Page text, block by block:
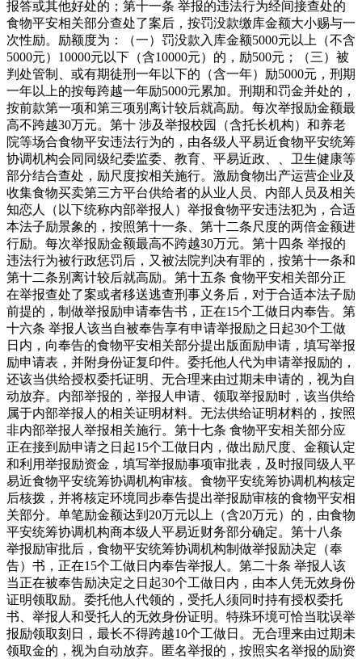
报答或其他好处的；第十一条 举报的违法行为经间接查处的
食物平安相关部分查处了案后，按罚没款缴库金额大小赐与一
次性励。励额度为：（一）罚没款入库金额5000元以上（不含
5000元）10000元以下（含10000元）的，励500元；（三）被
判处管制、或有期徒刑一年以下的（含一年）励5000元，刑期
一年以上的按每跨越一年励5000元累加。刑期和罚金并处的，
按前款第一项和第三项别离计较后就高励。每次举报励金额最
高不跨越30万元。第十 涉及举报校园（含托长机构）和养老
院等场合食物平安违法行为的，由各级人平易近食物平安统筹
协调机构会同同级纪委监委、教育、平易近政、、卫生健康等
部分结合查处，励尺度按相关施行。激励食物出产运营企业及
收集食物买卖第三方平台供给者的从业人员、内部人员及相关
知恋人（以下统称内部举报人）举报食物平安违法犯为，合适
本法子励景象的，按照第十一条、第十二条尺度的两倍金额进
行励。每次举报励金额最高不跨越30万元。第十四条 举报的
违法行为被行政惩罚后，又被法院判决有罪的，按第十一条和
第十二条别离计较后就高励。第十五条 食物平安相关部分正
在举报查处了案或者移送逃查刑事义务后，对于合适本法子励
前提的，制做举报励申请奉告书，正在15个工做日内奉告。第
十六条 举报人该当自被奉告享有申请举报励之日起30个工做
日内，向奉告的食物平安相关部分提出版面励申请，填写举报
励申请表，并附身份证复印件。委托他人代为申请举报励的，
还该当供给授权委托证明、无合理来由过期未申请的，视为自
动放弃。内部举报的，举报人申请、领取举报励时，该当供给
属于内部举报人的相关证明材料。无法供给证明材料的，按照
非内部举报人举报相关施行。第十七条 食物平安相关部分应
正在接到励申请之日起15个工做日内，做出励尺度、金额认定
和利用举报励资金，填写举报励事项审批表，及时报同级人平
易近食物平安统筹协调机构审核。食物平安统筹协调机构核定
后核拨，并将核定环境同步奉告提出举报励审核的食物平安相
关部分。单笔励金额达到20万元以上（含20万元）的，由食物
平安统筹协调机构商本级人平易近财务部分确定。第十八条
举报励审批后，食物平安统筹协调机构制做举报励决定（奉
告）书，正在15个工做日内奉告举报人。第二十条 举报人该
当正在被奉告励决定之日起30个工做日内，由本人凭无效身份
证明领取励。委托他人代领的，受托人须同时持有授权委托
书、举报人和受托人的无效身份证明。特殊环境可恰当耽误举
报励领取刻日，最长不得跨越10个工做日。无合理来由过期未
领取金的，视为自动放弃。匿名举报的，按照实名举报的励资